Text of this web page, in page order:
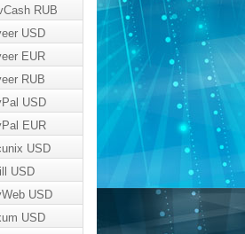
RUB
USD
EUR
RUB
USD
EUR
USD
USD
USD
USD